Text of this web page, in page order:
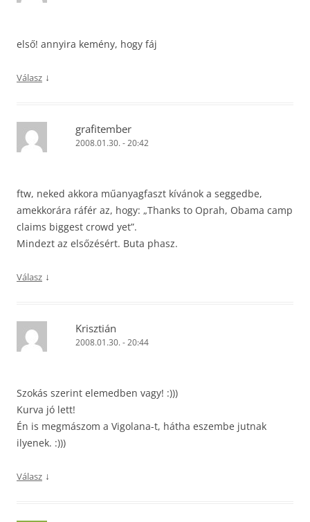
első! annyira kemény, hogy fáj
Válasz ↓
grafitember
2008.01.30. - 20:42
ftw, neked akkora műanyagfaszt kívánok a seggedbe,
amekkorára ráfér az, hogy: „Thanks to Oprah, Obama camp
claims biggest crowd yet”.
Mindezt az elsőzésért. Buta phasz.
Válasz ↓
Krisztián
2008.01.30. - 20:44
Szokás szerint elemedben vagy! :)))
Kurva jó lett!
Én is megmászom a Vigolana-t, hátha eszembe jutnak
ilyenek. :)))
Válasz ↓